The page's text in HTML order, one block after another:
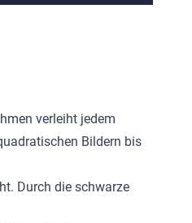
verleiht jedem
Bildern bis
Durch die schwarze